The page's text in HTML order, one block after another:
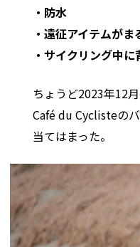
・防水
・遠征アイテムがま
・サイクリング中に
ちょうど2023年12
Café du Cyclisteの
当てはまった。